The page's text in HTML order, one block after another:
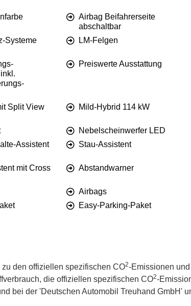
Airbag Beifahrerseite
abschaltbar
Systeme LM-Felgen
Preiswerte Ausstattung
Split View Mild-Hybrid 114 kW
Nebelscheinwerfer LED
Assistent Stau-Assistent
mit Cross
Abstandwarner
Airbags
Easy-Parking-Paket
den offiziellen spezifischen CO2-Emissionen
die offiziellen spezifischen CO2-
bei der 'Deutschen Automobil Treuhand GmbH'